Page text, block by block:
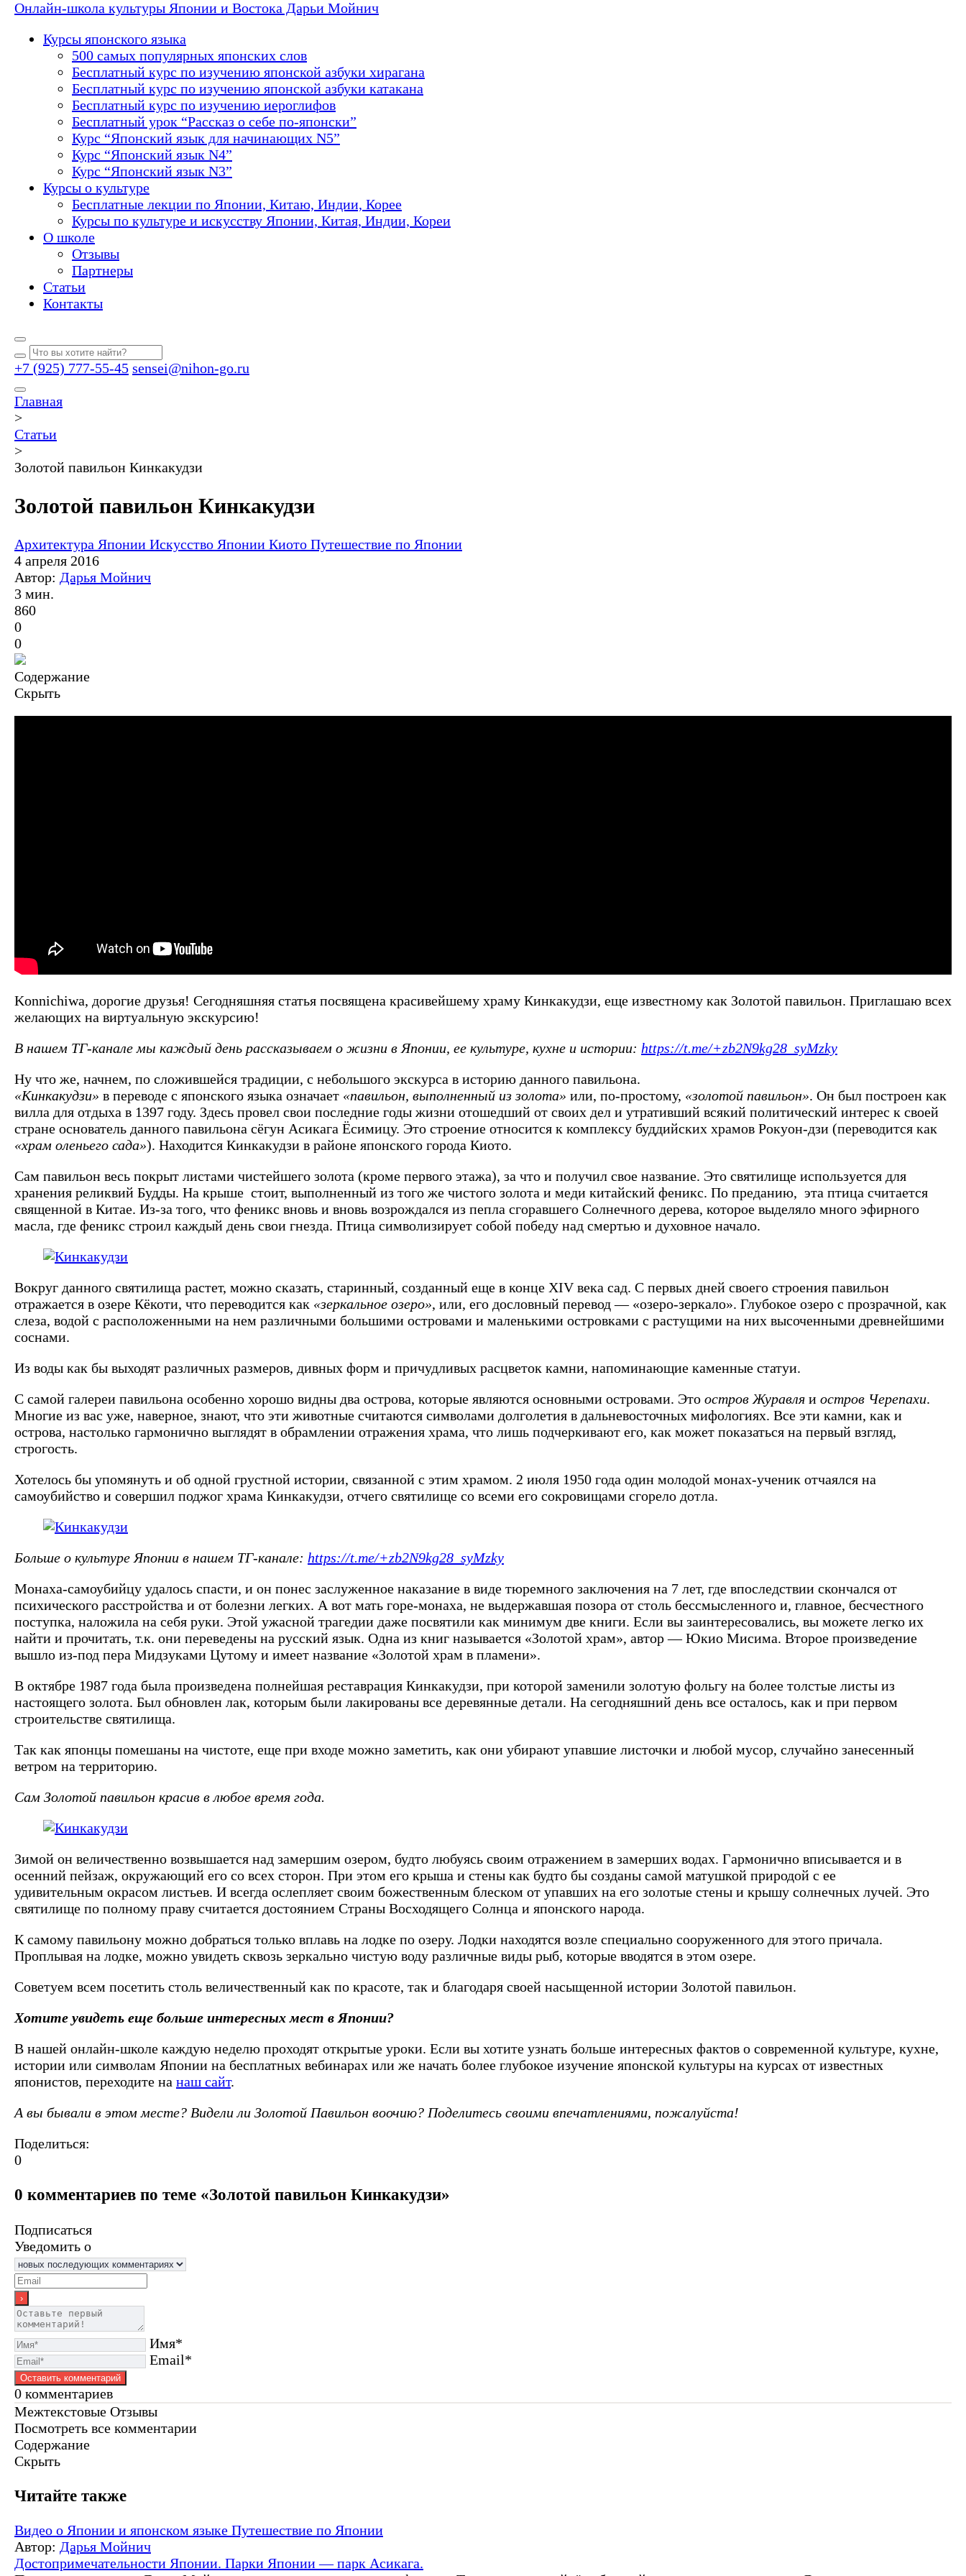
Онлайн-школа культуры Японии и Востока Дарьи Мойнич
Курсы японского языка
500 самых популярных японских слов
Бесплатный курс по изучению японской азбуки хирагана
Бесплатный курс по изучению японской азбуки катакана
Бесплатный курс по изучению иероглифов
Бесплатный урок “Рассказ о себе по-японски”
Курс “Японский язык для начинающих N5”
Курс “Японский язык N4”
Курс “Японский язык N3”
Курсы о культуре
Бесплатные лекции по Японии, Китаю, Индии, Корее
Курсы по культуре и искусству Японии, Китая, Индии, Кореи
О школе
Отзывы
Партнеры
Статьи
Контакты
+7 (925) 777-55-45 sensei@nihon-go.ru
Главная
>
Статьи
>
Золотой павильон Кинкакудзи
Золотой павильон Кинкакудзи
Архитектура Японии Искусство Японии Киото Путешествие по Японии
4 апреля 2016
Автор: Дарья Мойнич
3 мин.
860
0
0
Содержание
Скрыть
Konnichiwa, дорогие друзья! Сегодняшняя статья посвящена красивейшему храму Кинкакудзи, еще известному как Золотой павильон. Приглашаю всех
желающих на виртуальную экскурсию!
В нашем ТГ-канале мы каждый день рассказываем о жизни в Японии, ее культуре, кухне и истории: https://t.me/+zb2N9kg28_syMzky
Ну что же, начнем, по сложившейся традиции, с небольшого экскурса в историю данного павильона.
«Кинкакудзи» в переводе с японского языка означает «павильон, выполненный из золота» или, по-простому, «золотой павильон». Он был построен как
вилла для отдыха в 1397 году. Здесь провел свои последние годы жизни отошедший от своих дел и утративший всякий политический интерес к своей
стране основатель данного павильона сёгун Асикага Ёсимицу. Это строение относится к комплексу буддийских храмов Рокуон-дзи (переводится как
«храм оленьего сада»). Находится Кинкакудзи в районе японского города Киото.
Сам павильон весь покрыт листами чистейшего золота (кроме первого этажа), за что и получил свое название. Это святилище используется для
хранения реликвий Будды. На крыше стоит, выполненный из того же чистого золота и меди китайский феникс. По преданию, эта птица считается
священной в Китае. Из-за того, что феникс вновь и вновь возрождался из пепла сгоравшего Солнечного дерева, которое выделяло много эфирного
масла, где феникс строил каждый день свои гнезда. Птица символизирует собой победу над смертью и духовное начало.
Вокруг данного святилища растет, можно сказать, старинный, созданный еще в конце XIV века сад. С первых дней своего строения павильон
отражается в озере Кёкоти, что переводится как «зеркальное озеро», или, его дословный перевод — «озеро-зеркало». Глубокое озеро с прозрачной, как
слеза, водой с расположенными на нем различными большими островами и маленькими островками с растущими на них высоченными древнейшими
соснами.
Из воды как бы выходят различных размеров, дивных форм и причудливых расцветок камни, напоминающие каменные статуи.
С самой галереи павильона особенно хорошо видны два острова, которые являются основными островами. Это остров Журавля и остров Черепахи.
Многие из вас уже, наверное, знают, что эти животные считаются символами долголетия в дальневосточных мифологиях. Все эти камни, как и
острова, настолько гармонично выглядят в обрамлении отражения храма, что лишь подчеркивают его, как может показаться на первый взгляд,
строгость.
Хотелось бы упомянуть и об одной грустной истории, связанной с этим храмом. 2 июля 1950 года один молодой монах-ученик отчаялся на
самоубийство и совершил поджог храма Кинкакудзи, отчего святилище со всеми его сокровищами сгорело дотла.
Больше о культуре Японии в нашем ТГ-канале: https://t.me/+zb2N9kg28_syMzky
Монаха-самоубийцу удалось спасти, и он понес заслуженное наказание в виде тюремного заключения на 7 лет, где впоследствии скончался от
психического расстройства и от болезни легких. А вот мать горе-монаха, не выдержавшая позора от столь бессмысленного и, главное, бесчестного
поступка, наложила на себя руки. Этой ужасной трагедии даже посвятили как минимум две книги. Если вы заинтересовались, вы можете легко их
найти и прочитать, т.к. они переведены на русский язык. Одна из книг называется «Золотой храм», автор — Юкио Мисима. Второе произведение
вышло из-под пера Мидзуками Цутому и имеет название «Золотой храм в пламени».
В октябре 1987 года была произведена полнейшая реставрация Кинкакудзи, при которой заменили золотую фольгу на более толстые листы из
настоящего золота. Был обновлен лак, которым были лакированы все деревянные детали. На сегодняшний день все осталось, как и при первом
строительстве святилища.
Так как японцы помешаны на чистоте, еще при входе можно заметить, как они убирают упавшие листочки и любой мусор, случайно занесенный
ветром на территорию.
Сам Золотой павильон красив в любое время года.
Зимой он величественно возвышается над замершим озером, будто любуясь своим отражением в замерших водах. Гармонично вписывается и в
осенний пейзаж, окружающий его со всех сторон. При этом его крыша и стены как будто бы созданы самой матушкой природой с ее
удивительным окрасом листьев. И всегда ослепляет своим божественным блеском от упавших на его золотые стены и крышу солнечных лучей. Это
святилище по полному праву считается достоянием Страны Восходящего Солнца и японского народа.
К самому павильону можно добраться только вплавь на лодке по озеру. Лодки находятся возле специально сооруженного для этого причала.
Проплывая на лодке, можно увидеть сквозь зеркально чистую воду различные виды рыб, которые вводятся в этом озере.
Советуем всем посетить столь величественный как по красоте, так и благодаря своей насыщенной истории Золотой павильон.
Хотите увидеть еще больше интересных мест в Японии?
В нашей онлайн-школе каждую неделю проходят открытые уроки. Если вы хотите узнать больше интересных фактов о современной культуре, кухне,
истории или символам Японии на бесплатных вебинарах или же начать более глубокое изучение японской культуры на курсах от известных
японистов, переходите на наш сайт.
А вы бывали в этом месте? Видели ли Золотой Павильон воочию? Поделитесь своими впечатлениями, пожалуйста!
Поделиться:
0
0 комментариев по теме «Золотой павильон Кинкакудзи»
Подписаться
Уведомить о
Имя*
Email*
0 комментариев
Межтекстовые Отзывы
Посмотреть все комментарии
Содержание
Скрыть
Читайте также
Видео о Японии и японском языке Путешествие по Японии
Автор: Дарья Мойнич
Достопримечательности Японии. Парки Японии — парк Асикага.